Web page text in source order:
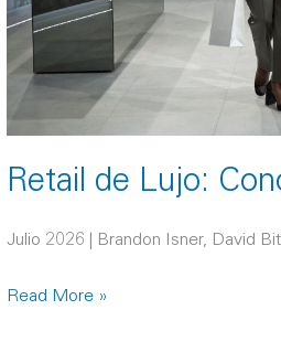
Retail de Lujo:
Julio 2026 | Brandon Isner, David
Read More »